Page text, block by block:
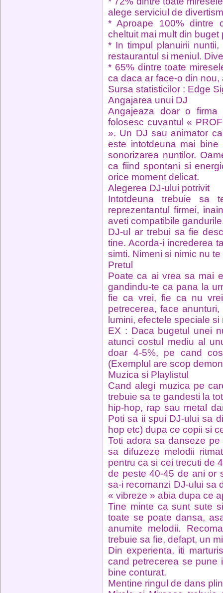
alege serviciul de
* Aproape 100% dintre
cheltuit mai mult din buget
* In timpul planuirii
restaurantul si meniul.
* 65% dintre toate
ca daca ar face-o din nou,
Sursa statisticilor : Edge
Angajarea unui DJ
Angajeaza doar o
folosesc cuvantul «
». Un DJ sau animator
este intotdeuna mai
sonorizarea nuntilor.
ca fiind spontani si
orice moment delicat.
Alegerea DJ-ului potrivit
Intotdeuna trebuie sa
reprezentantul firmei,
aveti compatibile
DJ-ul ar trebui sa fie
tine. Acorda-i increderea
simti. Nimeni si nimic nu
Pretul
Poate ca ai vrea sa mai
gandindu-te ca pana la
fie ca vrei, fie ca nu
petrecerea, face
lumini, efectele speciale si
EX : Daca bugetul unei
atunci costul mediu al
doar 4-5%, pe cand
(Exemplul are scop
Muzica si Playlistul
Cand alegi muzica pe
trebuie sa te gandesti la
hip-hop, rap sau metal
Poti sa ii spui DJ-ului sa
hop etc) dupa ce copii si
Toti adora sa danseze
sa difuzeze melodii
pentru ca si cei trecuti de
de peste 40-45 de ani or
sa-i recomanzi DJ-ului sa
« vibreze » abia dupa ce
Tine minte ca sunt sute
toate se poate dansa,
anumite melodii.
trebuie sa fie, defapt, un
Din experienta, iti
cand petrecerea se pune
bine conturat.
Mentine ringul de dans plin